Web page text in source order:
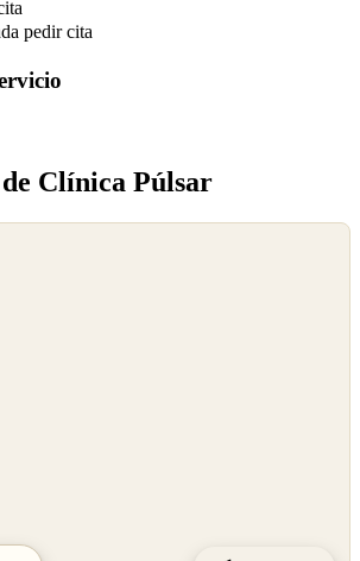
pedir cita
Clínica Púlsar